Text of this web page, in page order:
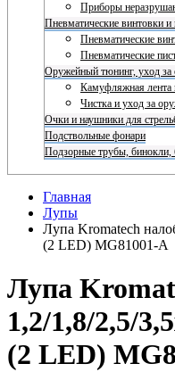
Приборы
Пневматические винтовки и
Пневматические
Пневматические
Оружейный тюнинг, уход
Камуфляжная лента
Чистка и уход за
Очки и наушники для
Подствольные фонари
Подзорные трубы, бинокли,
Главная
Лупы
Лупа Kromatech
(2 LED) MG81001-A
Лупа
1,2/1,8/2,5/
(2 LED)